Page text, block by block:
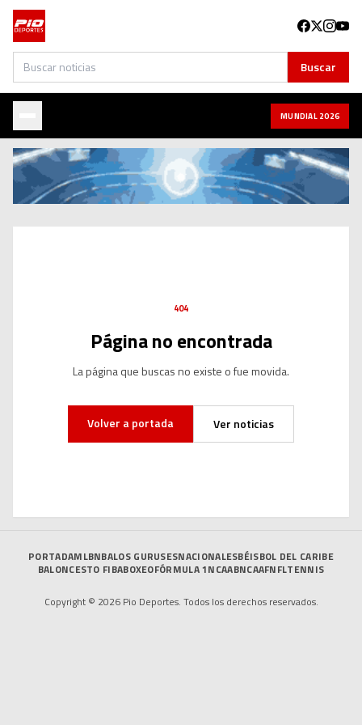
Buscar Buscar
MUNDIAL 2026
404
Página no encontrada
La página que buscas no existe o fue movida.
Volver a portada Ver noticias
PORTADAMLBNBALOS GURUSESNACIONALESBÉISBOL DEL CARIBE
BALONCESTO FIBABOXEOFÓRMULA 1NCAABNCAAFNFLTENNIS
Copyright © 2026 Pio Deportes. Todos los derechos reservados.